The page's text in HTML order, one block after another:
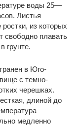
воды 25—
Листья
из которых
свободно плавать
грунте.
в Юго-
с темно-
черешках.
длиной до
медленно